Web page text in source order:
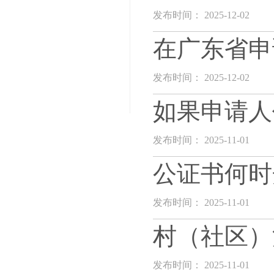
发布时间： 2025-12-02
在广东省
发布时间： 2025-12-02
如果申请
发布时间： 2025-11-01
公证书何
发布时间： 2025-11-01
村（社区
发布时间： 2025-11-01